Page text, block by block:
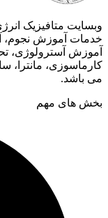
وبسایت متافیزیک
خدمات آموزش نجوم،
آموزش آسترولوژی،
کارماسوزی، مانترا،
می باشد.
بخش های مهم